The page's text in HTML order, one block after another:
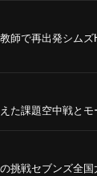
師で再出発シムズ
た課題空中戦と
挑戦セブンズ全国